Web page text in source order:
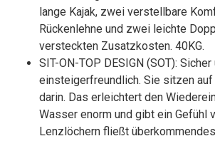
lange Kajak, zwei verstellbare
Rückenlehne und zwei leichte
versteckten Zusatzkosten. 40KG.
SIT-ON-TOP DESIGN (SOT): Sicher
einsteigerfreundlich. Sie sitzen auf
darin. Das erleichtert den
Wasser enorm und gibt ein Gefühl
Lenzlöchern fließt